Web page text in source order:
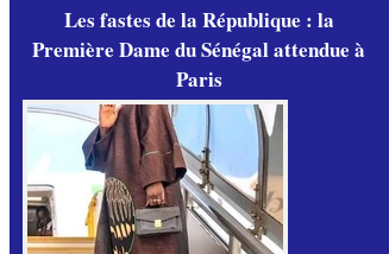
Les fastes de la République : la
Première Dame du Sénégal attendue à
Paris